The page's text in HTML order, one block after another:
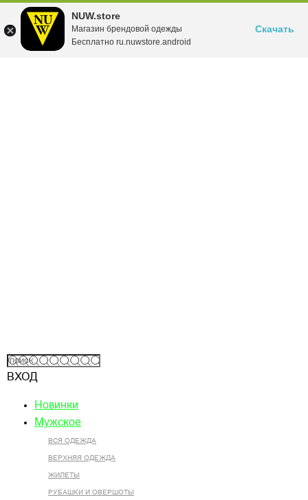
NUW.store
Магазин брендовой одежды
Бесплатно ru.nuwstore.android
Скачать
ВХОД
Новинки
Мужское
ВСЯ ОДЕЖДА
ВЕРХНЯЯ ОДЕЖДА
ЖИЛЕТЫ
РУБАШКИ И ОВЕРШОТЫ